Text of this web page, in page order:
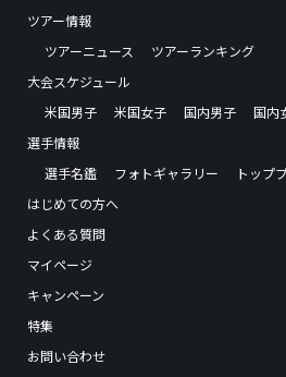
ツアー情報
ツアーニュース
ツアーランキング
大会スケジュール
米国男子
米国女子 国内男子
国内
選手情報
選手名鑑
フォトギャラリー
トップ
はじめての方へ
よくある質問
マイページ
キャンペーン
特集
お問い合わせ